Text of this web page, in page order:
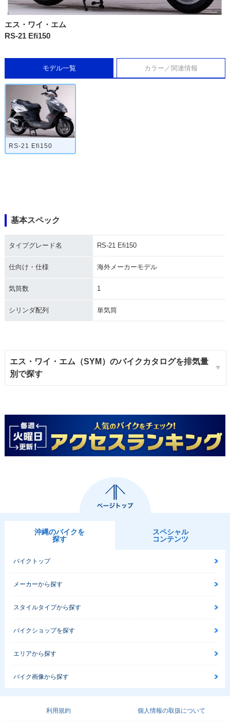
エス・ワイ・エム
RS-21 Efi150
モデル一覧 カラー／関連情報
RS-21 Efi150
基本スペック
タイプグレード名 RS-21 Efi150
仕向け・仕様 海外メーカーモデル
気筒数 1
シリンダ配列 単気筒
エス・ワイ・エム（SYM）のバイクカタログを排気量
別で探す
沖縄のバイクを
探す
スペシャル
コンテンツ
バイクトップ
メーカーから探す
スタイルタイプから探す
バイクショップを探す
エリアから探す
バイク画像から探す
利用規約 個人情報の取扱について